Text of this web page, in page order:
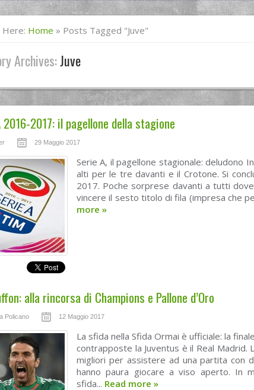
Here: Home » Posts Tagged "Juve"
Archives:Juve
2016-2017: il pagellone della stagione
29 Maggio 2017
Serie A, il pagellone stagionale: deludono
alti per le tre davanti e il Crotone. Si
2017. Poche sorprese davanti a tutti
vincere il sesto titolo di fila (impresa che
more »
alla rincorsa di Champions e Pallone d’Oro
Policano 12 Maggio 2017
La sfida nella Sfida Ormai è ufficiale: la
contrapposte la Juventus è il Real Madrid.
migliori per assistere ad una partita con
hanno paura giocare a viso aperto. In
sfida... Read more »